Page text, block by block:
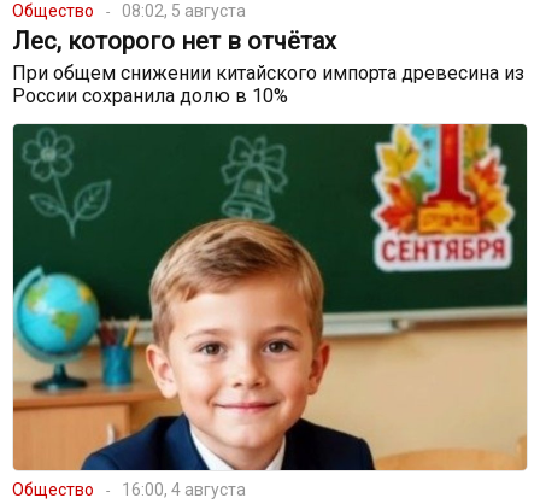
Общество 08:02, 5 августа
Лес, которого нет в отчётах
При общем снижении китайского импорта древесина из
России сохранила долю в 10%
Общество 16:00, 4 августа